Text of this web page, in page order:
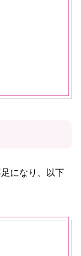
になり、以下